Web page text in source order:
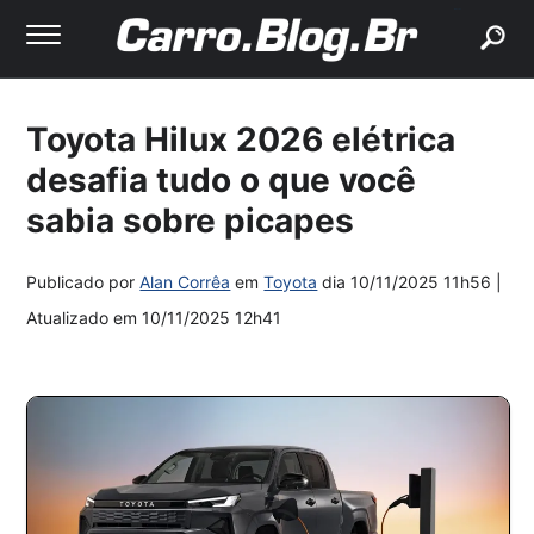
Toyota Hilux 2026 elétrica
desafia tudo o que você
sabia sobre picapes
Publicado porAlan Corrêa emToyota dia10/11/2025 11h56
Atualizado em10/11/2025 12h41